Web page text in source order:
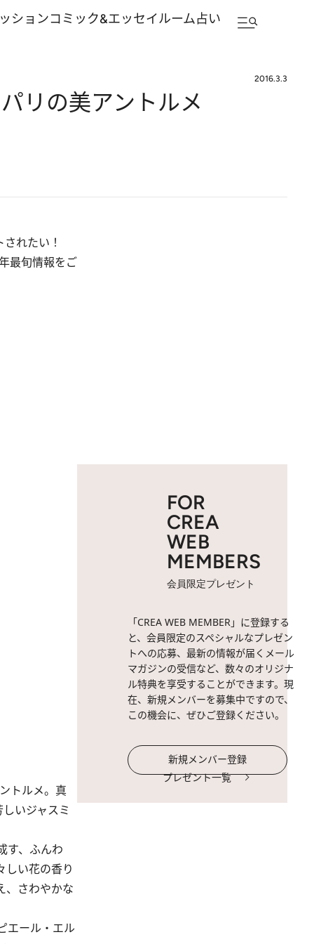
ションコミック&エッセイルーム占い
2016.3.3
リの美アントルメ
されたい！
最旬情報をご
トルメ。真
いジャスミ
す、ふんわ
しい花の香り
、さわやかな
エール・エル
FOR
CREA
WEB
MEMBERS
会員限定プレゼント
「CREA WEB MEMBER」に登録する
と、会員限定のスペシャルなプレゼン
トへの応募、最新の情報が届くメール
マガジンの受信など、数々のオリジナ
ル特典を享受することができます。現
在、新規メンバーを募集中ですので、
この機会に、ぜひご登録ください。
新規メンバー登録
プレゼント一覧